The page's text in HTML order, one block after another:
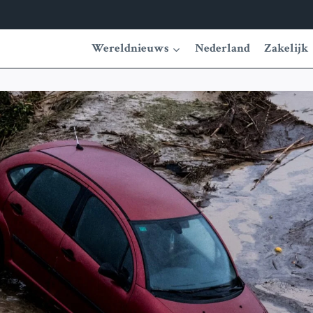
Wereldnieuws Nederland Zakelijk